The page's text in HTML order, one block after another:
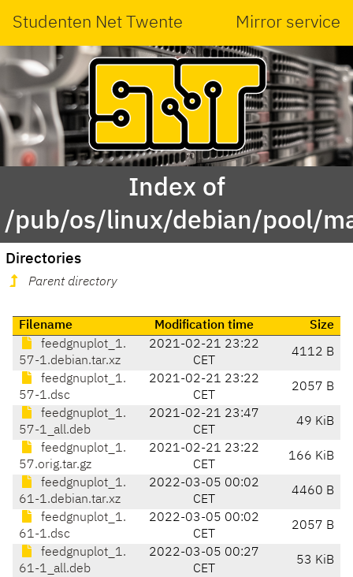
Studenten Net Twente Mirror service
Index of
/pub/os/linux/debian/pool/
Directories
Parent directory
Filename Modification time
Size
feedgnuplot_1.
57-1.debian.tar.xz
2021-02-21 23:22
CET
4112 B
feedgnuplot_1.
57-1.dsc
2021-02-21 23:22
CET
2057 B
feedgnuplot_1.
57-1_all.deb
2021-02-21 23:47
CET
49 KiB
feedgnuplot_1.
57.orig.tar.gz
2021-02-21 23:22
CET
166 KiB
feedgnuplot_1.
61-1.debian.tar.xz
2022-03-05 00:02
CET
4460 B
feedgnuplot_1.
61-1.dsc
2022-03-05 00:02
CET
2057 B
feedgnuplot_1.
61-1_all.deb
2022-03-05 00:27
CET
53 KiB